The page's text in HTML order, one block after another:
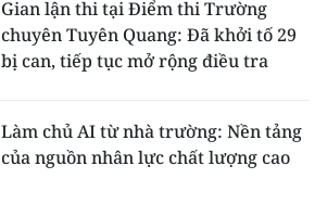
Gian lận thi tại Điểm thi Trường
chuyên Tuyên Quang: Đã khởi tố 29
bị can, tiếp tục mở rộng điều tra
Làm chủ AI từ nhà trường: Nền tảng
của nguồn nhân lực chất lượng cao